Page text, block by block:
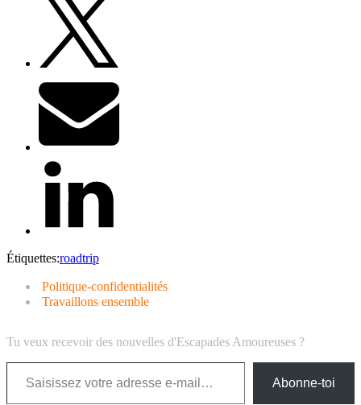
Étiquettes:roadtrip
Politique-confidentialités
Travaillons ensemble
Tu veux recevoir des nouvelles d'Escapades Amoureuses ?
Saisissez votre adresse e-mail…
Abonne-toi